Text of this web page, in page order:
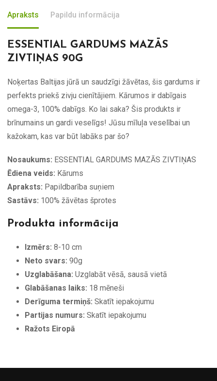
Apraksts Papildu informācija
ESSENTIAL GARDUMS MAZĀS
ZIVTIŅAS 90G
Noķertas Baltijas jūrā un saudzīgi žāvētas, šis gardums ir
perfekts priekš zivju cienītājiem. Kārumos ir dabīgais
omega-3, 100% dabīgs. Ko lai saka? Šis produkts ir
brīnumains un gardi veselīgs! Jūsu mīluļa veselībai un
kažokam, kas var būt labāks par šo?
Nosaukums: ESSENTIAL GARDUMS MAZĀS ZIVTIŅAS
Ēdiena veids: Kārums
Apraksts: Papildbarība suņiem
Sastāvs: 100% žāvētas šprotes
Produkta informācija
Izmērs: 8-10 cm
Neto svars: 90g
Uzglabāšana: Uzglabāt vēsā, sausā vietā
Glabāšanas laiks: 18 mēneši
Derīguma termiņš: Skatīt iepakojumu
Partijas numurs: Skatīt iepakojumu
Ražots Eiropā